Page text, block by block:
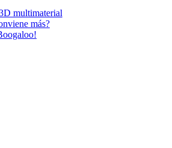
multimaterial
más?